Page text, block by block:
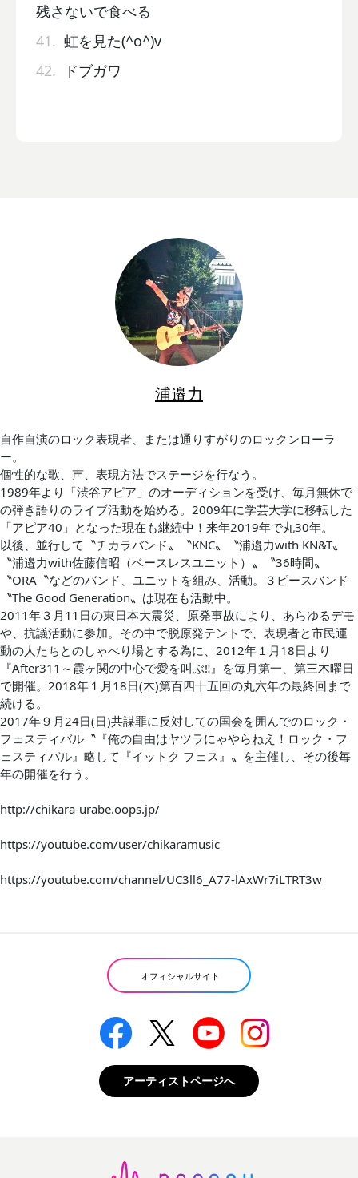
残さないで食べる
41. 虹を見た(^o^)v
42. ドブガワ
浦邉力
自作自演のロック表現者、または通りすがりのロックンローラ
ー。
個性的な歌、声、表現方法でステージを行なう。
1989年より「渋谷アピア」のオーディションを受け、毎月無休で
の弾き語りのライブ活動を始める。2009年に学芸大学に移転した
「アピア40」となった現在も継続中！来年2019年で丸30年。
以後、並行して〝チカラバンド〟〝KNC〟〝浦邉力with KN&T〟
〝浦邉力with佐藤信昭（ベースレスユニット）〟〝36時間〟
〝ORA〝などのバンド、ユニットを組み、活動。３ピースバンド
〝The Good Generation〟は現在も活動中。
2011年３月11日の東日本大震災、原発事故により、あらゆるデモ
や、抗議活動に参加。その中で脱原発テントで、表現者と市民運
動の人たちとのしゃべり場とする為に、2012年１月18日より
『After311～霞ヶ関の中心で愛を叫ぶ‼』を毎月第一、第三木曜日
で開催。2018年１月18日(木)第百四十五回の丸六年の最終回まで
続ける。
2017年９月24日(日)共謀罪に反対しての国会を囲んでのロック・
フェスティバル〝『俺の自由はヤツラにゃやらねえ！ロック・フ
ェスティバル』略して『イットク フェス』〟を主催し、その後毎
年の開催を行う。
http://chikara-urabe.oops.jp/
https://youtube.com/user/chikaramusic
https://youtube.com/channel/UC3ll6_A77-lAxWr7iLTRT3w
オフィシャルサイト
アーティストページへ